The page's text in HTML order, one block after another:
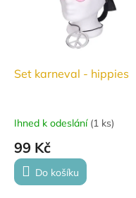
Set karneval - hippies
Ihned k odeslání (1 ks)
99 Kč
Do košíku